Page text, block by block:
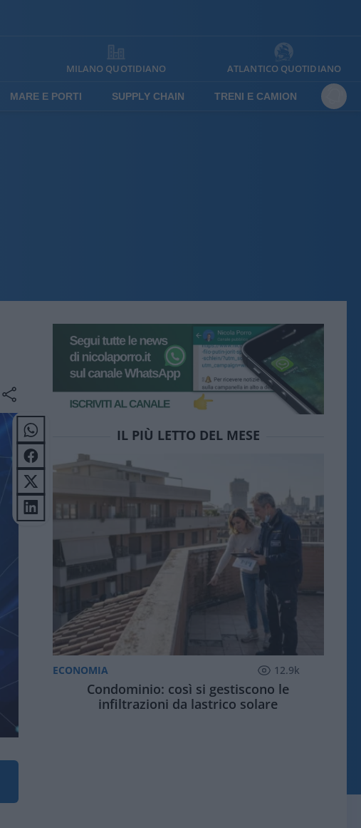
MILANO QUOTIDIANO ATLANTICO QUOTIDIANO
MARE E PORTI SUPPLY CHAIN TRENI E CAMION
IL PIÙ LETTO DEL MESE
ECONOMIA 12.9k
Condominio: così si gestiscono le
infiltrazioni da lastrico solare